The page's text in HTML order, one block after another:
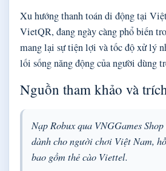
Xu hướng thanh toán di động tại
VietQR, đang ngày càng phổ biến
mang lại sự tiện lợi và tốc độ xử lý
lối sống năng động của người dùng
Nguồn tham khảo và
Nạp Robux qua VNGGames
dành cho người chơi Việt Nam,
bao gồm thẻ cào Viettel.